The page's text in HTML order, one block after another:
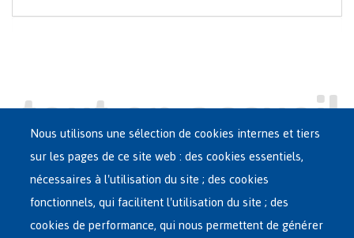
Main
ASILE EN BELGIQUE
Nous utilisons une sélection de cookies internes et tiers
sur les pages de ce site web : des cookies essentiels,
nécessaires à l'utilisation du site ; des cookies
fonctionnels, qui facilitent l'utilisation du site ; des
cookies de performance, qui nous permettent de générer